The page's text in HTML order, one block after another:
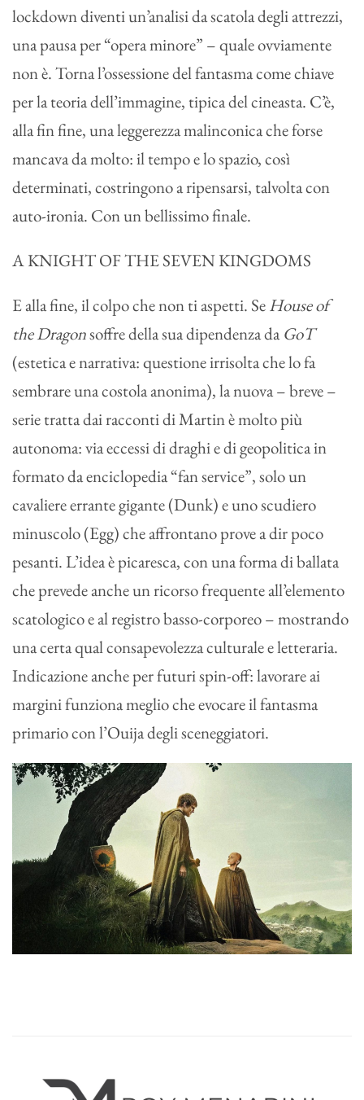
lockdown diventi un’analisi da scatola degli attrezzi,
una pausa per “opera minore” – quale ovviamente
non è. Torna l’ossessione del fantasma come chiave
per la teoria dell’immagine, tipica del cineasta. C’è,
alla fin fine, una leggerezza malinconica che forse
mancava da molto: il tempo e lo spazio, così
determinati, costringono a ripensarsi, talvolta con
auto-ironia. Con un bellissimo finale.
A KNIGHT OF THE SEVEN KINGDOMS
E alla fine, il colpo che non ti aspetti. SeHouse of
the Dragonsoffre della sua dipendenza daGoT
(estetica e narrativa: questione irrisolta che lo fa
sembrare una costola anonima), la nuova – breve –
serie tratta dai racconti di Martin è molto più
autonoma: via eccessi di draghi e di geopolitica in
formato da enciclopedia “fan service”, solo un
cavaliere errante gigante (Dunk) e uno scudiero
minuscolo (Egg) che affrontano prove a dir poco
pesanti. L’idea è picaresca, con una forma di ballata
che prevede anche un ricorso frequente all’elemento
scatologico e al registro basso-corporeo – mostrando
una certa qual consapevolezza culturale e letteraria.
Indicazione anche per futuri spin-off: lavorare ai
margini funziona meglio che evocare il fantasma
primario con l’Ouija degli sceneggiatori.